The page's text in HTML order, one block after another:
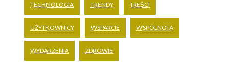
TECHNOLOGIA TRENDY TREŚCI
UŻYTKOWNICY WSPARCIE WSPÓLNOTA
WYDARZENIA ZDROWIE